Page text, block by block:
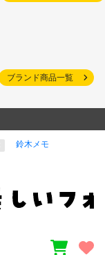
ブランド商品一覧
鈴木メモ